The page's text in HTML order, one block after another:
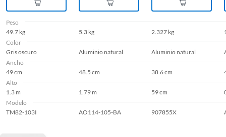
Peso
49.7 kg
5.3 kg 2.327 kg
Color
Gris oscuro
Aluminio natural Aluminio natural
Ancho
49 cm
48.5 cm 38.6 cm
Alto
1.3 m
1.79 m 59 cm
Modelo
TM82-103I
AO114-105-BA 907855X